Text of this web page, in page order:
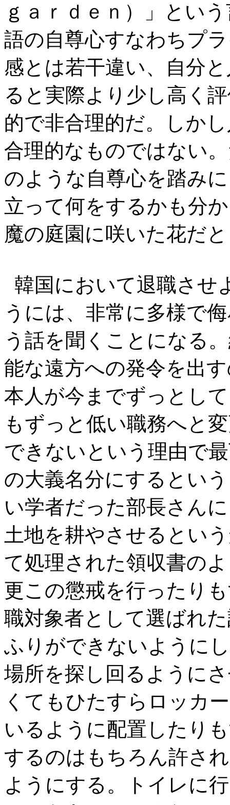
ｇａｒｄｅｎ）」とい
語の自尊心すなわちプ
感とは若干違い、自分
ると実際より少し高く
的で非合理的だ。しか
合理的なものではない
のような自尊心を踏み
立って何をするかも分
魔の庭園に咲いた花だ
韓国において退職させ
うには、非常に多様で
う話を聞くことになる
能な遠方への発令を出
本人が今までずっとし
もずっと低い職務へと
できないという理由で
の大義名分にするとい
い学者だった部長さん
土地を耕やさせるとい
て処理された領収書の
更この懲戒を行ったり
職対象者として選ばれ
ふりができないように
場所を探し回るように
くてもひたすらロッカ
いるように配置したり
するのはもちろん許さ
ようにする。トイレに